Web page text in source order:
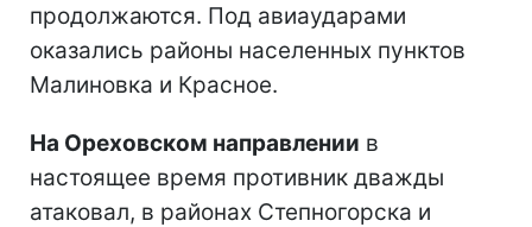
продолжаются. Под авиаударами
оказались районы населенных пунктов
Малиновка и Красное.
На Ореховском направлении в
настоящее время противник дважды
атаковал, в районах Степногорска и